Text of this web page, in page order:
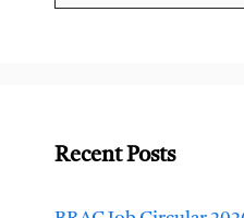
Recent Posts